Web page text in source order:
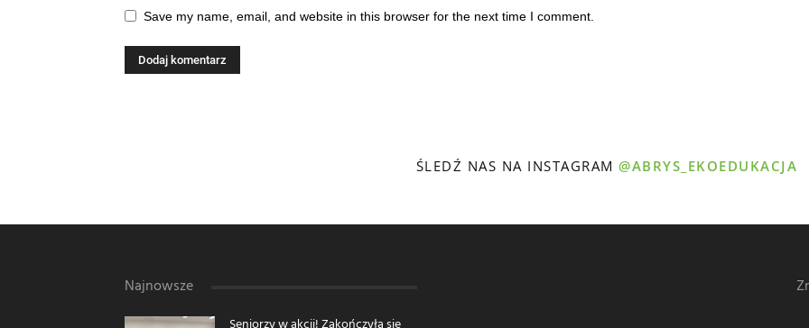
Save my name, email, and website in this browser for the next time I comment.
ŚLEDŹ NAS NA INSTAGRAM@ABRYS_EKOEDUKACJA
Najnowsze